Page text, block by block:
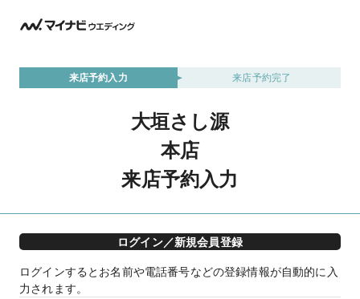
来店予約入力 来店予約完了
大垣さし源
本店
来店予約入力
ログイン／新規会員登録
ログインするとお名前や電話番号などの登録情報が自動的に入
力されます。